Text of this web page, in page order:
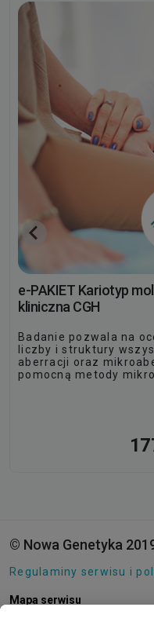
e-PAKIET Kariotyp
kliniczna CGH
Badanie pozwala na
liczby i struktury
aberracji oraz
pomocną metody
© Nowa Genetyka
Regulaminy serwisu i
Mapa serwisu